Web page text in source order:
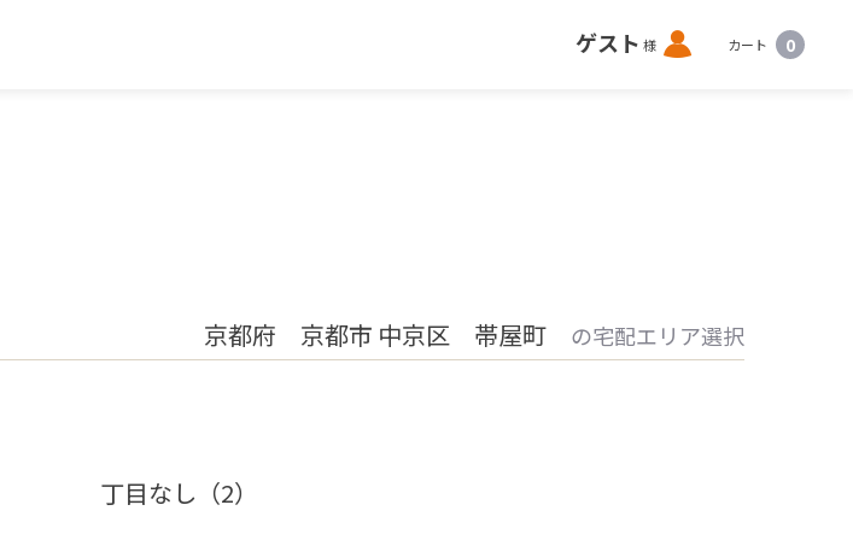
ゲスト 様 ロ
グ
カート 0
京都府 京都市 中京区 帯屋町 の宅配エリア選択
丁目なし（2）